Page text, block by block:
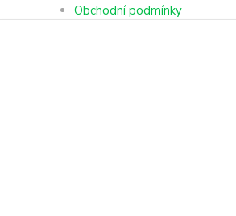
Obchodní podmínky
Copyright © 2006-2025